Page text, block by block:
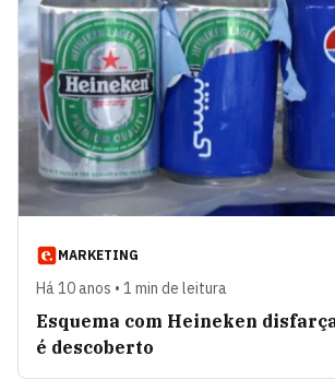
MARKETING
Há 10 anos • 1 min de leitura
Esquema com Heineken
é descoberto